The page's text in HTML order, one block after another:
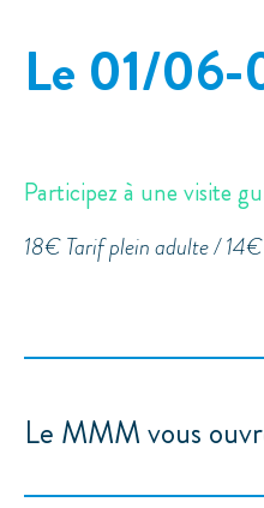
Le 01/06-
Participez à une visite
18€ Tarif plein adulte /
Le MMM vous